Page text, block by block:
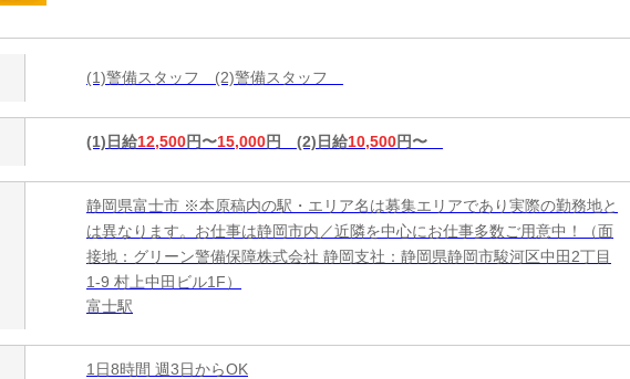
ぐことも可
(1)警備スタッフ (2)警備スタッフ
(1)日給12,500円〜15,000円 (2)日給10,500円〜
静岡県富士市 ※本原稿内の駅・エリア名は募集エリアであり実際の勤務地と
は異なります。お仕事は静岡市内／近隣を中心にお仕事多数ご用意中！（面
接地：グリーン警備保障株式会社 静岡支社：静岡県静岡市駿河区中田2丁目
1-9 村上中田ビル1F）
富士駅
1日8時間 週3日からOK